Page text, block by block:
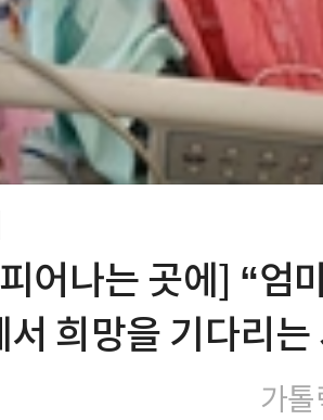
어나는 곳에] “엄
희망을 기다리
가